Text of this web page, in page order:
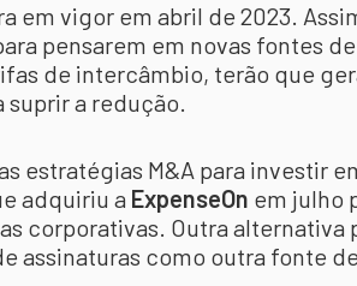
em vigor em abril de 2023.
pensarem em novas fontes
de intercâmbio, terão que
suprir a redução.
estratégias M&A para investir
adquiriu a ExpenseOn em julho
corporativas. Outra alternativa
assinaturas como outra fonte